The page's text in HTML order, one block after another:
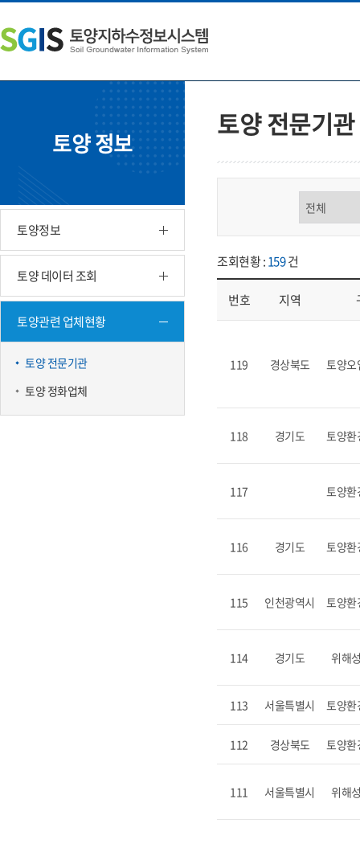
문
내
용
쪽
메
뉴
단
주
소
토양 정보
토양정보
토양 데이터 조회
토양관련 업체현황
토양 전문기관
토양 정화업체
토양 전문기관
조회현황 :159건
번호 지역
119 경상북도 토양오
118 경기도 토양환
117 토양환
116 경기도 토양환
115 인천광역시 토양환
114 경기도 위해
113 서울특별시 토양환
112 경상북도 토양환
111 서울특별시 위해